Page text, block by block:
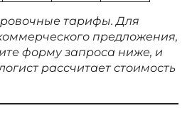
тарифы. Для
предложения,
форму запроса ниже, и
рассчитает стоимость